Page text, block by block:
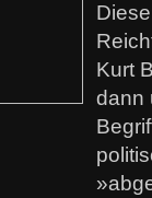
Kurt
dann